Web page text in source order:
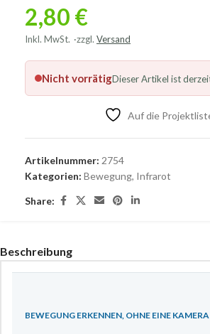
2,80 €
Inkl. MwSt. zzgl. Versand
Nicht vorrätigDieser Artikel ist
Auf die
Artikelnummer: 2754
Kategorien: Bewegung, Infrarot
Share:
Beschreibung
BEWEGUNG ERKENNEN, OHNE EINE